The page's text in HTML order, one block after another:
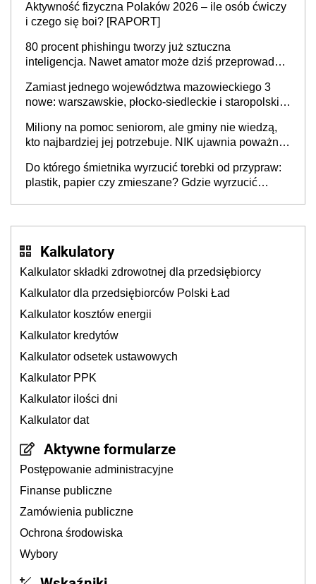
sprawy
Aktywność fizyczna Polaków 2026 – ile osób ćwiczy
i czego się boi? [RAPORT]
80 procent phishingu tworzy już sztuczna
inteligencja. Nawet amator może dziś przeprowadzić
Zamiast jednego województwa mazowieckiego 3
nowe: warszawskie, płocko-siedleckie i staropolskie.
stołecznych
Miliony na pomoc seniorom, ale gminy nie wiedzą,
kto najbardziej jej potrzebuje. NIK ujawnia poważną
Do którego śmietnika wyrzucić torebki od przypraw:
plastik, papier czy zmieszane? Gdzie wyrzucić
Kalkulatory
Kalkulator składki zdrowotnej dla przedsiębiorcy
Kalkulator dla przedsiębiorców Polski Ład
Kalkulator kosztów energii
Kalkulator kredytów
Kalkulator odsetek ustawowych
Kalkulator PPK
Kalkulator ilości dni
Kalkulator dat
Aktywne formularze
Postępowanie administracyjne
Finanse publiczne
Zamówienia publiczne
Ochrona środowiska
Wybory